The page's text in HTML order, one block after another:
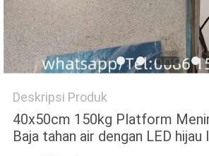
Deskripsi Produk
40x50cm 150kg Platform
Baja tahan air dengan LED